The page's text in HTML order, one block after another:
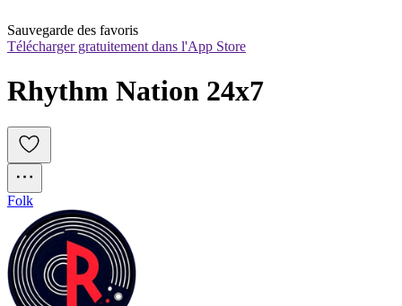
Sauvegarde des favoris
Télécharger gratuitement dans l'App Store
Rhythm Nation 24x7
Folk